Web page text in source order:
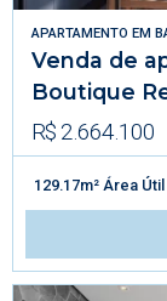
APARTAMENTO EM
Venda de
Boutique
R$ 2.664.100
129.17m² Área Útil